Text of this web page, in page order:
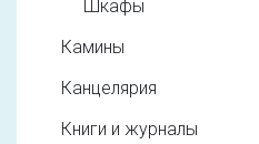
Шкафы
Камины
Канцелярия
Книги и журналы